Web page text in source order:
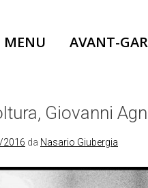
MENU AVANT-
Giovanni
2016 da Nasario Giubergia